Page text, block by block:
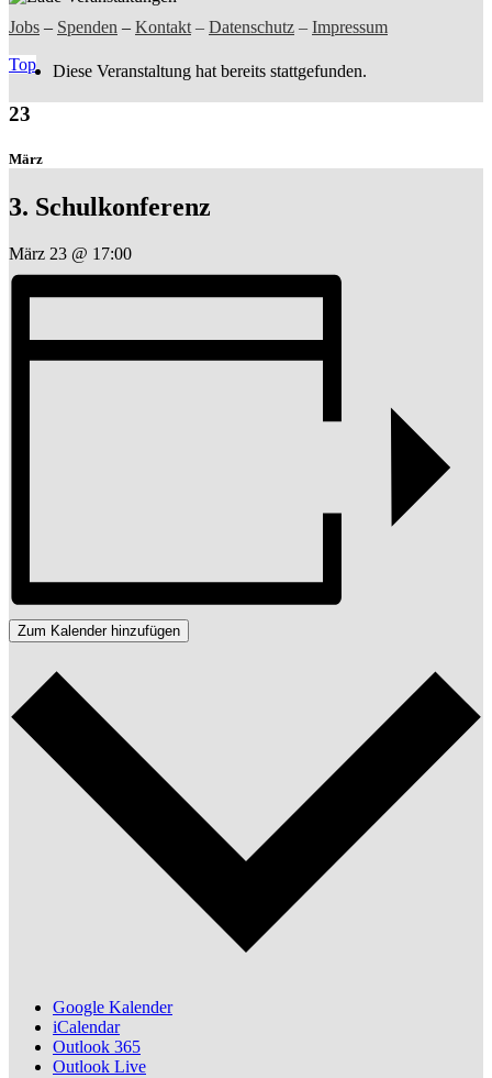
Jobs – Spenden – Kontakt – Datenschutz – Impressum
Top
Diese Veranstaltung hat bereits stattgefunden.
23
März
3. Schulkonferenz
März 23 @ 17:00
Zum Kalender hinzufügen
Google Kalender
iCalendar
Outlook 365
Outlook Live